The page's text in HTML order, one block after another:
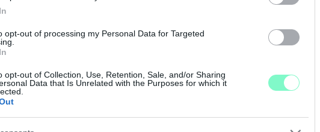
opt-out of processing my Personal Data for Targeted
opt-out of Collection, Use, Retention, Sale, and/or Sharing
Data that Is Unrelated with the Purposes for which it
közgyűlés tagjainak?
LISTÁJÁT IS NYILVÁNTARTÁSBA VETTÉK